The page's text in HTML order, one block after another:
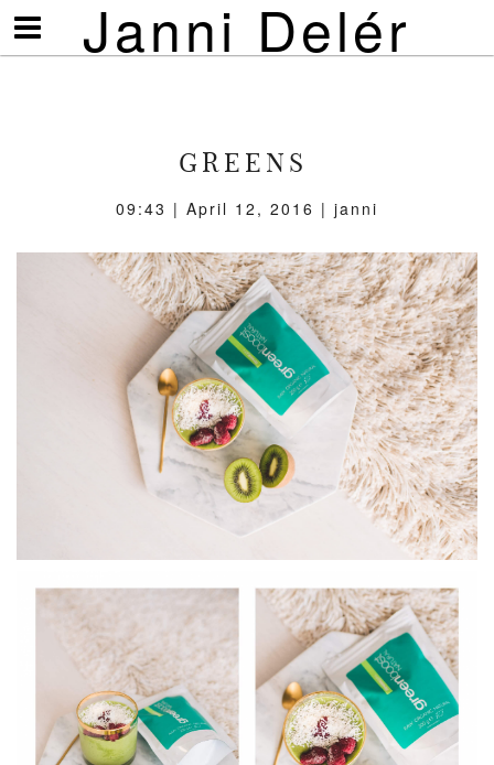
Janni Delér
Visa/göm
meny
GREENS
09:43 | April 12, 2016 | janni